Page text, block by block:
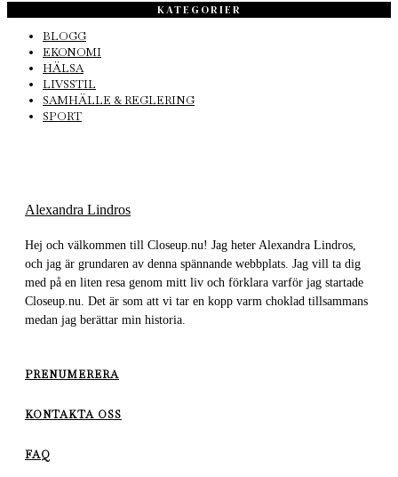
KATEGORIER
BLOGG
EKONOMI
HÄLSA
LIVSSTIL
SAMHÄLLE & REGLERING
SPORT
Alexandra Lindros
Hej och välkommen till Closeup.nu! Jag heter Alexandra Lindros,
och jag är grundaren av denna spännande webbplats. Jag vill ta dig
med på en liten resa genom mitt liv och förklara varför jag startade
Closeup.nu. Det är som att vi tar en kopp varm choklad tillsammans
medan jag berättar min historia.
PRENUMERERA
KONTAKTA OSS
FAQ